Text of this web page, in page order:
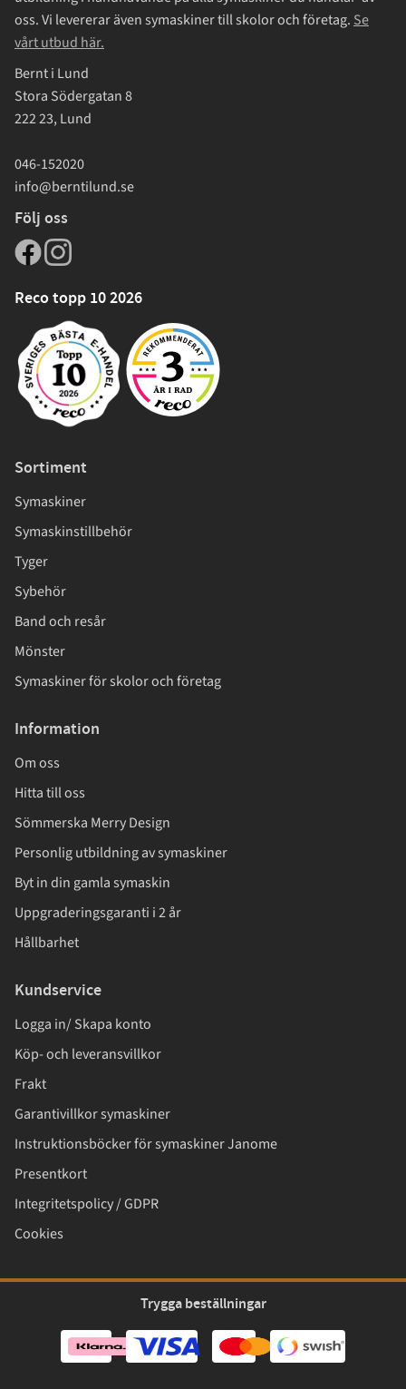
oss. Vi levererar även symaskiner till skolor och företag. Se
vårt utbud här.
Bernt i Lund
Stora Södergatan 8
222 23, Lund
046-152020
info@berntilund.se
Följ oss
Reco topp 10 2026
Sortiment
Symaskiner
Symaskinstillbehör
Tyger
Sybehör
Band och resår
Mönster
Symaskiner för skolor och företag
Information
Om oss
Hitta till oss
Sömmerska Merry Design
Personlig utbildning av symaskiner
Byt in din gamla symaskin
Uppgraderingsgaranti i 2 år
Hållbarhet
Kundservice
Logga in/ Skapa konto
Köp- och leveransvillkor
Frakt
Garantivillkor symaskiner
Instruktionsböcker för symaskiner Janome
Presentkort
Integritetspolicy / GDPR
Cookies
Trygga beställningar